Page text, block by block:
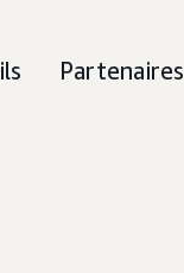
Partenaires